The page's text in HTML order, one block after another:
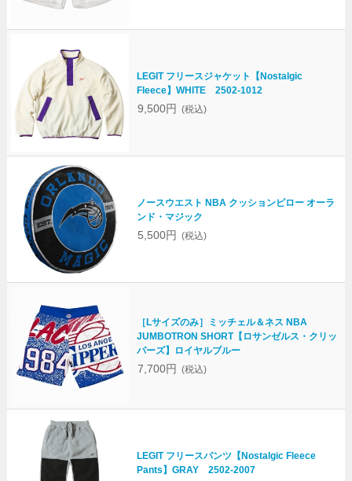
LEGIT フリースジャケット【Nostalgic
Fleece】WHITE 2502-1012
9,500円 (税込)
ノースウエスト NBA クッションピロー オーラ
ンド・マジック
5,500円 (税込)
［Lサイズのみ］ミッチェル＆ネス NBA
JUMBOTRON SHORT【ロサンゼルス・クリッ
パーズ】ロイヤルブルー
7,700円 (税込)
LEGIT フリースパンツ【Nostalgic Fleece
Pants】GRAY 2502-2007